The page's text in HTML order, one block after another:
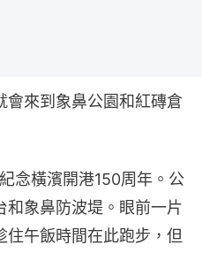
會來到象鼻公園和紅磚倉
念橫濱開港150周年。公
和象鼻防波堤。眼前一片
午飯時間在此跑步，但